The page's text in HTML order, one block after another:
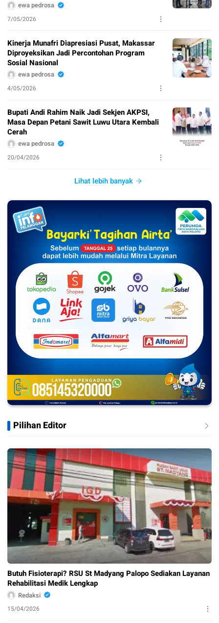
ewa pedrosa
7/05/2026
Kinerja Munafri Diapresiasi Pusat, Makassar
Diproyeksikan Jadi Percontohan Program
Sosial Nasional
ewa pedrosa
4/05/2026
Bupati Andi Rahim Naik Jadi Sekjen AKPSI,
Masa Depan Petani Sawit Luwu Utara Kembali
Cerah
ewa pedrosa
20/04/2026
Lihat lebih banyak
Pilihan Editor
Butuh Fisioterapi? RSU St Madyang Palopo Sediakan Layanan
Rehabilitasi Medik Lengkap
Redaksi
15/04/2026